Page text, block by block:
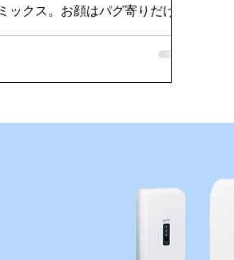
ックス。お顔はパグ寄りだけ
とにかく「可愛い」がぎゅっと